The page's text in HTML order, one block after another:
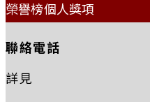
榮譽榜個人獎項
聯絡電話
詳見